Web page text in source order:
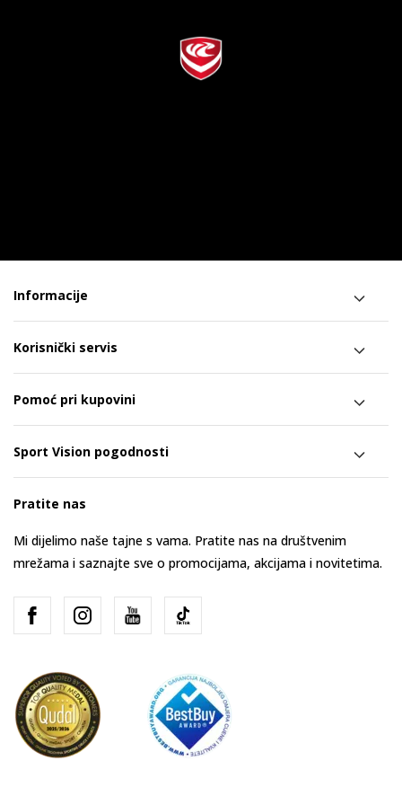
Informacije
Korisnički servis
Pomoć pri kupovini
Sport Vision pogodnosti
Pratite nas
Mi dijelimo naše tajne s vama. Pratite nas na društvenim
mrežama i saznajte sve o promocijama, akcijama i novitetima.